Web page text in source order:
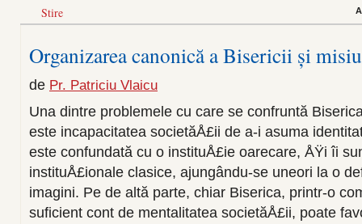
Stire
Organizarea canonică a Bisericii și
de Pr. Patriciu Vlaicu
Una dintre problemele cu care se confruntă
este incapacitatea societăÅ£ii de a-i asuma
este confundată cu o instituÅ£ie oarecare, ÅŸi îi
instituÅ£ionale clasice, ajungându-se uneori la o
imagini. Pe de altă par­te, chiar Biserica, printr-o
suficient cont de mentalitatea societăÅ£ii, poate